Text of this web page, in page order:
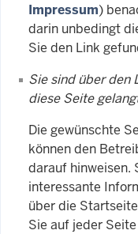
Impressum)
darin unbedingt
Sie den Link
Sie sind über den
diese Seite
Die gewünschte
können den
darauf hinweisen.
interessante
über die
Sie auf jeder